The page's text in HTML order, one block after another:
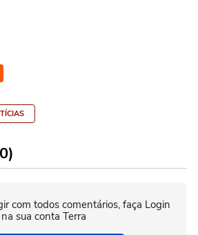
com todos comentários, faça Login
na sua conta Terra